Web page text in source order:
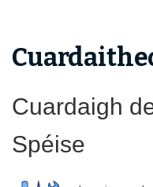
Cuardaigh
Spéise